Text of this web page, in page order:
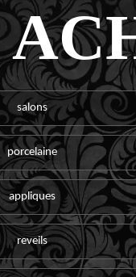
salons
porcelaine
appliques
reveils